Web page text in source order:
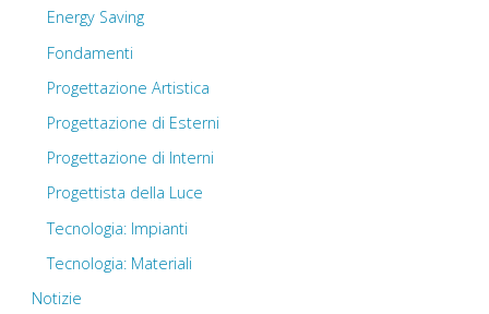
Energy Saving
Fondamenti
Progettazione Artistica
Progettazione di Esterni
Progettazione di Interni
Progettista della Luce
Tecnologia: Impianti
Tecnologia: Materiali
Notizie